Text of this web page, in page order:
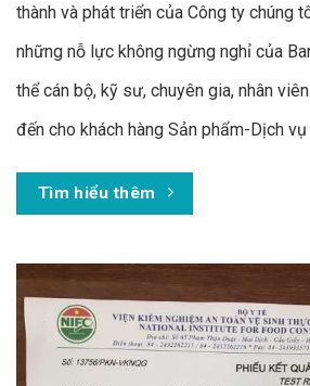
thành và phát triển của Công ty chúng
những nỗ lực không ngừng nghỉ của
thể cán bộ, kỹ sư, chuyên gia, nhân
đến cho khách hàng Sản phẩm-Dịch
Tìm hiểu thêm